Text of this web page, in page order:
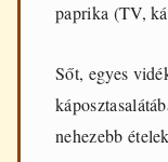
paprika (TV,
Sőt, egyes
nehezebb